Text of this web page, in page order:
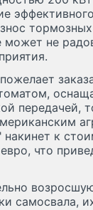
может не
передачей,
накинет к
что
самосвала,